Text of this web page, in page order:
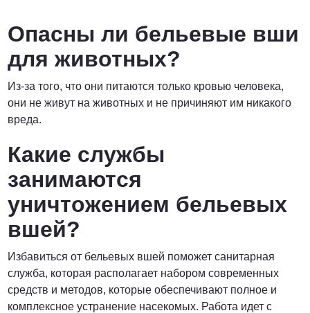
Опасны ли бельевые вши
для животных?
Из-за того, что они питаются только кровью человека,
они не живут на животных и не причиняют им никакого
вреда.
Какие службы
занимаются
уничтожением бельевых
вшей?
Избавиться от бельевых вшей поможет санитарная
служба, которая располагает набором современных
средств и методов, которые обеспечивают полное и
комплексное устранение насекомых. Работа идет с